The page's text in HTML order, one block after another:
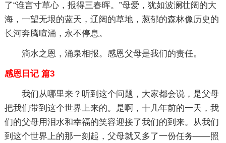
了“谁言寸草心，报得三春晖。”母爱，犹如波澜壮阔的大
海，一望无垠的蓝天，辽阔的草地，葱郁的森林像历史的
长河奔腾喧涌，永不停息。
滴水之恩，涌泉相报。感恩父母是我们的责任。
感恩日记 篇3
我们从哪里来？听到这个问题，大家都会说，是父母
把我们带到这个世界上来的。是啊，十几年前的一天，我
们的父母用泪水和幸福的笑容迎接了我们的到来。从我们
到这个世界上的那一刻起，父母就又多了一份任务——照